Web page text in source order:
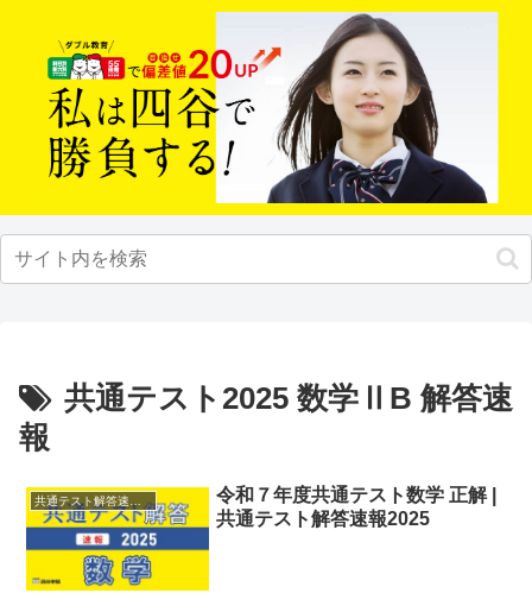
共通テスト2025 数学ⅡB 解答速
報
共通テスト解答速報2025
令和７年度共通テスト数学 正解 |
共通テスト解答速報2025